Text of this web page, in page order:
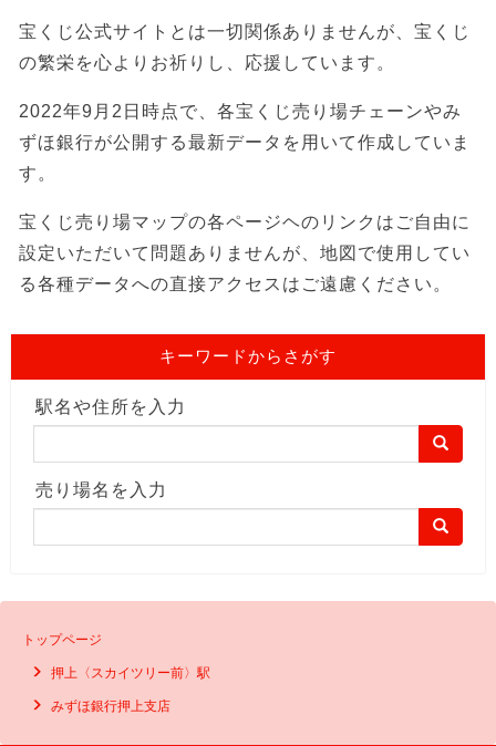
宝くじ公式サイトとは一切関係ありませんが、宝くじ
の繁栄を心よりお祈りし、応援しています。
2022年9月2日時点で、各宝くじ売り場チェーンやみ
ずほ銀行が公開する最新データを用いて作成していま
す。
宝くじ売り場マップの各ページヘのリンクはご自由に
設定いただいて問題ありませんが、地図で使用してい
る各種データへの直接アクセスはご遠慮ください。
キーワードからさがす
駅名や住所を入力
売り場名を入力
トップページ
押上〈スカイツリー前〉駅
みずほ銀行押上支店